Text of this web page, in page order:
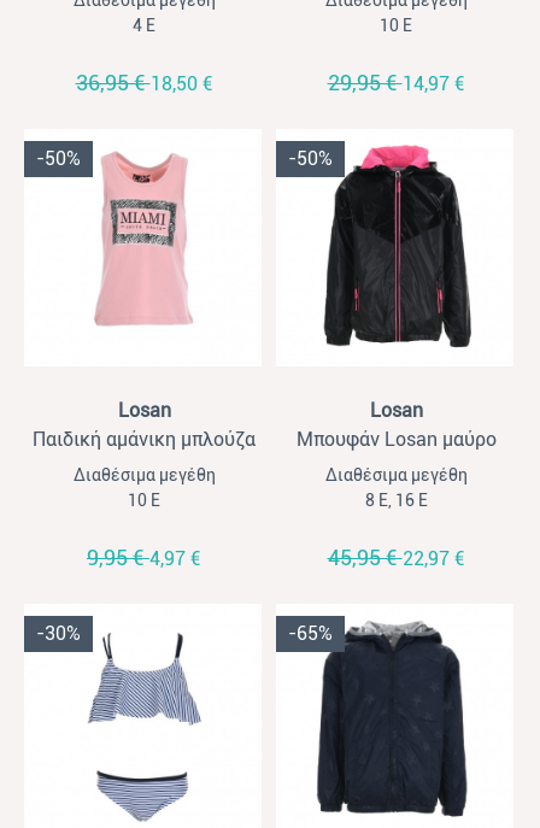
Losan με ουράνια τόξα ροζ
4 Ε
36,95 €18,50 €
10 Ε
29,95 €14,97 €
-50%
Losan
Παιδική αμάνικη μπλούζα
για κορίτσια Losan ροζ
Διαθέσιμα μεγέθη
10 Ε
9,95 €4,97 €
-50%
Losan
Μπουφάν Losan μαύρο
Διαθέσιμα μεγέθη
8 Ε, 16 Ε
45,95 €22,97 €
-30% -65%